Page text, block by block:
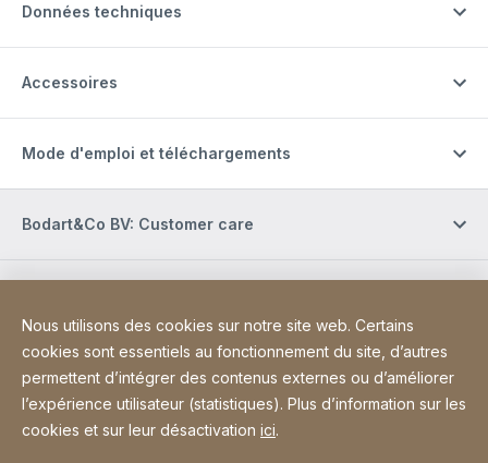
Données techniques
Accessoires
Mode d'emploi et téléchargements
Bodart&Co BV: Customer care
Site Web
[Website information]
Informations légales
Mentions légales
Déclaration d'accessibilité
Sitemap
Nous utilisons des cookies sur notre site web. Certains
cookies sont essentiels au fonctionnement du site, d’autres
permettent d’intégrer des contenus externes ou d’améliorer
l’expérience utilisateur (statistiques). Plus d’information sur les
cookies et sur leur désactivation ici.